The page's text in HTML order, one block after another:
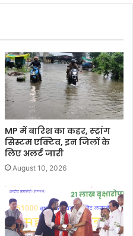
MP में बारिश का कहर, स्ट्रांग
सिस्टम एक्टिव, इन जिलों के
लिए अलर्ट जारी
August 10, 2026